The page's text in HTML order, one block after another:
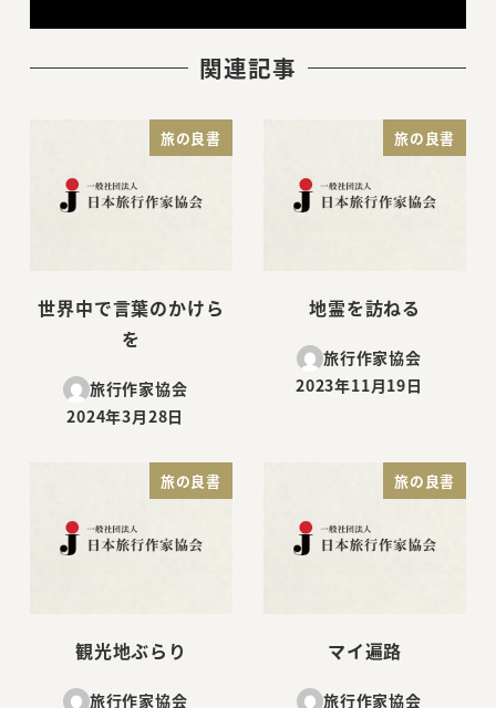
関連記事
旅の良書
世界中で言葉のかけら
を
旅行作家協会
投稿日
2024年3月28日
旅の良書
地霊を訪ねる
旅行作家協会
投稿日
2023年11月19日
旅の良書
観光地ぶらり
旅行作家協会
旅の良書
マイ遍路
旅行作家協会